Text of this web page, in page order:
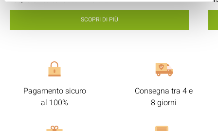
SCOPRI DI PIÙ
Pagamento sicuro
al 100%
Consegna tra 4 e
8 giorni